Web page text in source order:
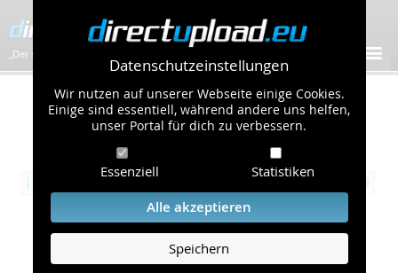
Datenschutzeinstellungen
Wir nutzen auf unserer Webseite einige Cookies.
Einige sind essentiell, während andere uns helfen,
unser Portal für dich zu verbessern.
Essenziell Statistiken
Alle akzeptieren
Speichern
„Der schnellste Bilder-Hoster im Web!”
Öffentliche Galerie
Übersicht /Zeichnungen & Kunst
|‹ 6 7 11 12 13
15
››
›|
Graffiti
Album mit 6 Bildern